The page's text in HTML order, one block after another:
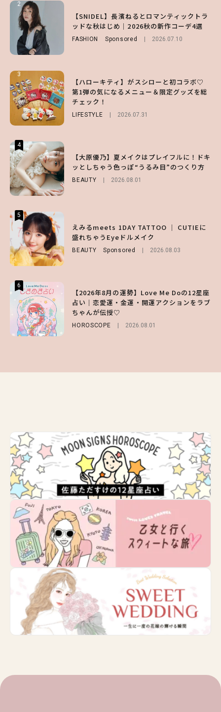
2
【SNIDEL】長濱ねるとロマンティックトラ
ッドな秋はじめ｜2026秋の新作コーデ4選
FASHION Sponsored 2026.07.10
3
【ハローキティ】がスシローと初コラボ♡
第1弾の気になるメニュー＆限定グッズを総
チェック！
LIFESTYLE 2026.07.31
4
【大原優乃】夏メイクはプレイフルに！ドキ
ッとしちゃう色っぽ“うるみ目”のつくり方
BEAUTY 2026.08.01
5
えみるmeets 1DAY TATTOO ｜ CUTIEに
盛れちゃうEyeドルメイク
BEAUTY Sponsored 2026.08.03
6
【2026年8月の運勢】Love Me Doの12星座
占い｜恋愛運・金運・開運アクションをラブ
ちゃんが伝授♡
HOROSCOPE 2026.08.01
2
【齋藤飛鳥】人生初のロブに！「意外としっ
くりくるし、すごく新鮮で心地いい」ヘアカ
ットの様子を独占でお届け♡
ENTERTAINMENT 2026.07.30
3
【スタバ】約160通りのカスタマイズができ
る⁉ 39店舗限定『My フルーツ³ フラペチー
ノ®』を徹底レポ♡
LIFESTYLE 2026.07.30
4
【大原優乃】夏メイクはプレイフルに！ドキ
ッとしちゃう色っぽ“うるみ目”のつくり方
BEAUTY 2026.08.01
5
【SNIDEL】長濱ねるとロマンティックトラ
ッドな秋はじめ｜2026秋の新作コーデ4選
FASHION Sponsored 2026.07.10
6
【森香澄】理想のスタイルはどう作る？体型
キープの秘訣や夏の過ごし方など独占インタ
ビュー！
ENTERTAINMENT 2026.07.31
2
【付録】総柄ハローキティが可愛すぎ♡ 紀
ノ国屋コラボの“優秀保冷バッグ”は夏の強
い味方！【オトナミューズ9月号増刊】
3
【谷まりあ】夏は“シアースカート”でさり
げなく肌見せ！透け感のニュアンスを楽しめ
るマストハブアイテム4選
FASHION 2026.07.19
4
月直伝♡ ドライシャンプー「バティスト」
を使ったプロ級スタイリング3選
Sponsored
5
【ハローキティ】がスシローと初コラボ♡
第1弾の気になるメニュー＆限定グッズを総
チェック！
2026.07.31
6
【GU】夏の“主役級”アイテム決定！ヘルシ
ー＆可愛すぎる「大人の肌見せ」トップス3
選
FASHION 2026.07.19